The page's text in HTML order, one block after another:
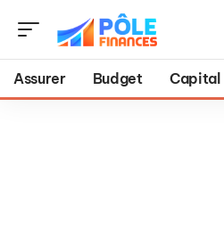
Assurer Budget Capital